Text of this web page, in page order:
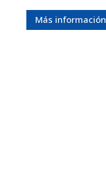
Más información